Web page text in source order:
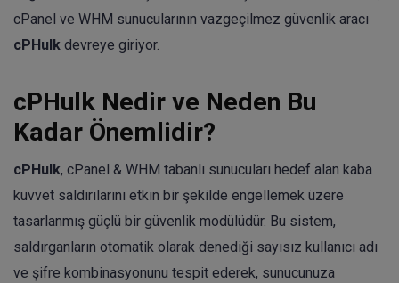
cPanel ve WHM sunucularının vazgeçilmez güvenlik aracı
cPHulk devreye giriyor.
cPHulk Nedir ve Neden Bu
Kadar Önemlidir?
cPHulk, cPanel & WHM tabanlı sunucuları hedef alan kaba
kuvvet saldırılarını etkin bir şekilde engellemek üzere
tasarlanmış güçlü bir güvenlik modülüdür. Bu sistem,
saldırganların otomatik olarak denediği sayısız kullanıcı adı
ve şifre kombinasyonunu tespit ederek, sunucunuza